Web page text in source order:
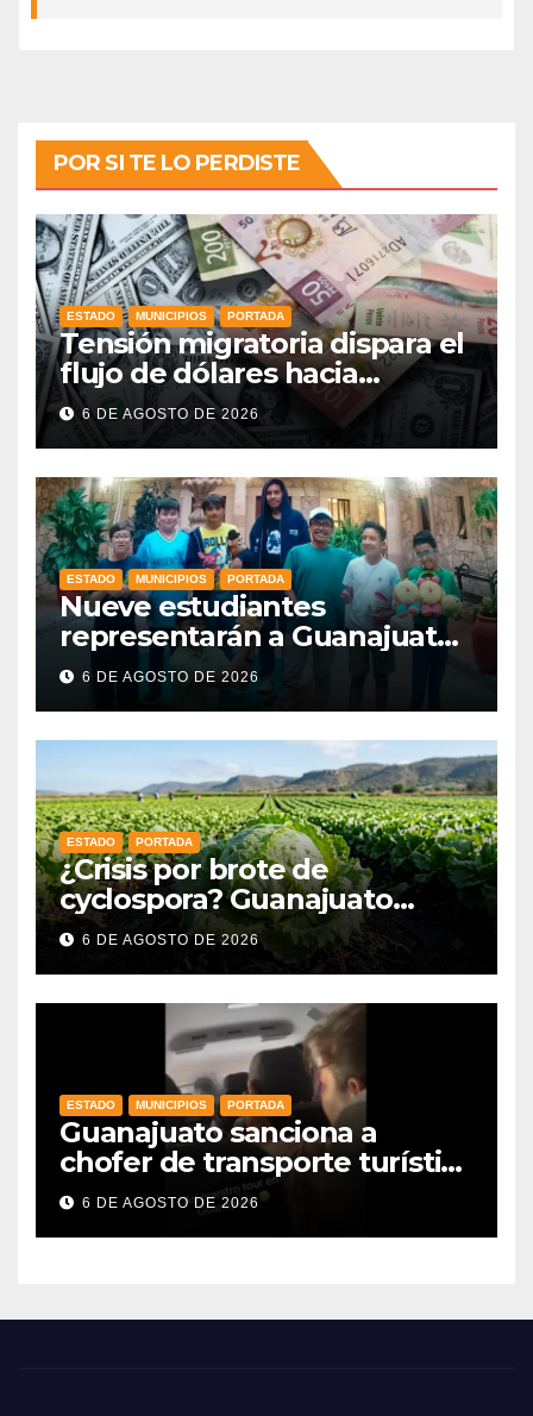
POR SI TE LO PERDISTE
ESTADO MUNICIPIOS PORTADA
Tensión migratoria dispara el
flujo de dólares hacia
municipios de Guanajuato
6 DE AGOSTO DE 2026
ESTADO MUNICIPIOS PORTADA
Nueve estudiantes
representarán a Guanajuato
en la Olimpiada Mexicana de
Matemáticas 2026
6 DE AGOSTO DE 2026
ESTADO PORTADA
¿Crisis por brote de
cyclospora? Guanajuato
mantiene intactas sus
exportaciones
6 DE AGOSTO DE 2026
ESTADO MUNICIPIOS PORTADA
Guanajuato sanciona a
chofer de transporte turístico
e intensifica operativos de
vigilancia
6 DE AGOSTO DE 2026